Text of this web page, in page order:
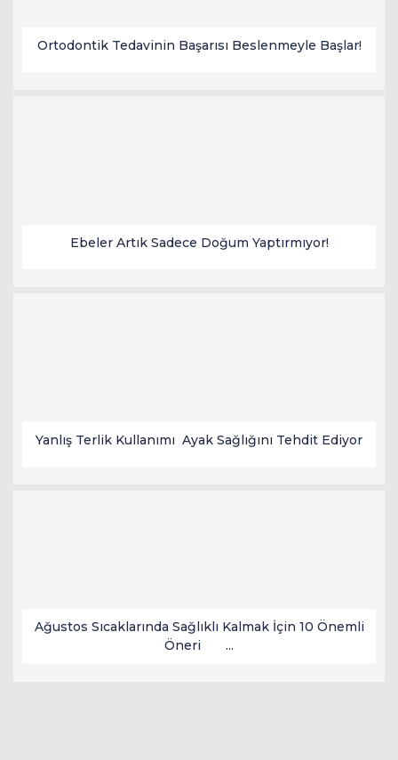
Ortodontik Tedavinin Başarısı Beslenmeyle Başlar!
Ebeler Artık Sadece Doğum Yaptırmıyor!
Yanlış Terlik Kullanımı Ayak Sağlığını Tehdit Ediyor
Ağustos Sıcaklarında Sağlıklı Kalmak İçin 10 Önemli
Öneri ...